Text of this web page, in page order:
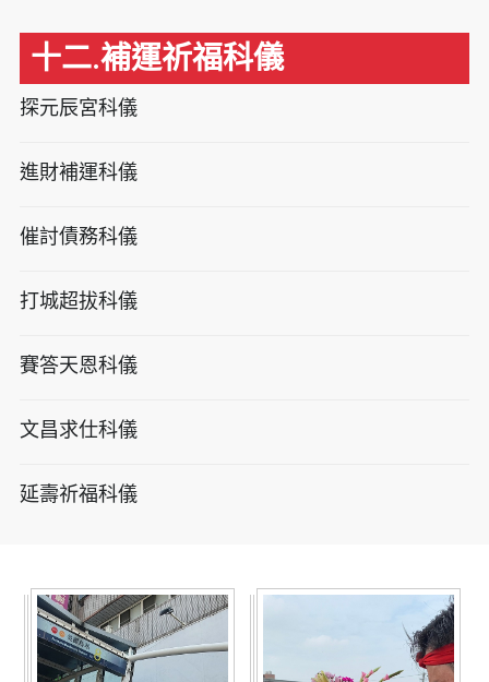
十二.補運祈福科儀
探元辰宮科儀
進財補運科儀
催討債務科儀
打城超拔科儀
賽答天恩科儀
文昌求仕科儀
延壽祈福科儀